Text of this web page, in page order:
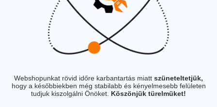
Webshopunkat rövid időre karbantartás miatt szüneteltetjük,
hogy a későbbiekben még stabilabb és kényelmesebb felületen
tudjuk kiszolgálni Önöket. Köszönjük türelmüket!